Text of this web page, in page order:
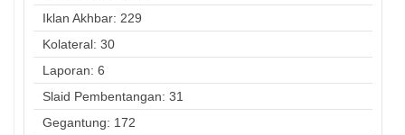
Iklan Akhbar: 229
Kolateral: 30
Laporan: 6
Slaid Pembentangan: 31
Gegantung: 172